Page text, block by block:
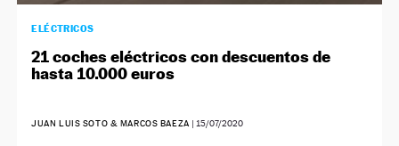
ELÉCTRICOS
21 coches eléctricos con descuentos de
hasta 10.000 euros
JUAN LUIS SOTO & MARCOS BAEZA | 15/07/2020